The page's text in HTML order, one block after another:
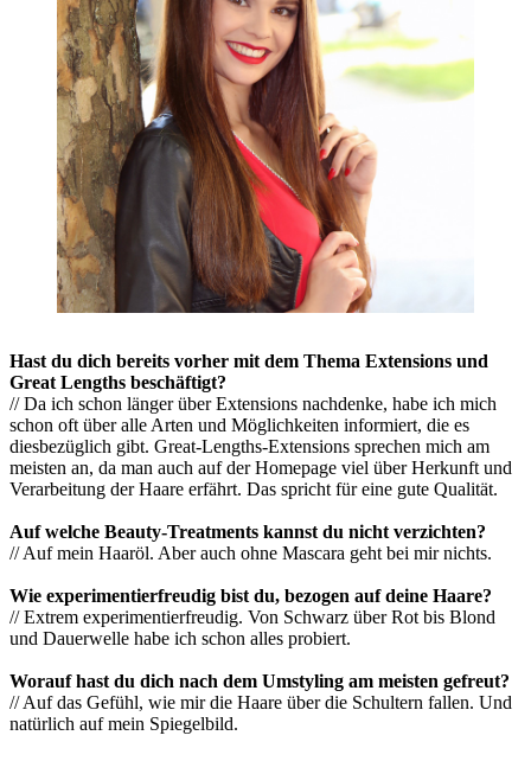
Hast du dich bereits vorher mit dem Thema Extensions und
Great Lengths beschäftigt?
// Da ich schon länger über Extensions nachdenke, habe ich mich
schon oft über alle Arten und Möglichkeiten informiert, die es
diesbezüglich gibt. Great-Lengths-Extensions sprechen mich am
meisten an, da man auch auf der Homepage viel über Herkunft und
Verarbeitung der Haare erfährt. Das spricht für eine gute Qualität.
Auf welche Beauty-Treatments kannst du nicht verzichten?
// Auf mein Haaröl. Aber auch ohne Mascara geht bei mir nichts.
Wie experimentierfreudig bist du, bezogen auf deine Haare?
// Extrem experimentierfreudig. Von Schwarz über Rot bis Blond
und Dauerwelle habe ich schon alles probiert.
Worauf hast du dich nach dem Umstyling am meisten gefreut?
// Auf das Gefühl, wie mir die Haare über die Schultern fallen. Und
natürlich auf mein Spiegelbild.